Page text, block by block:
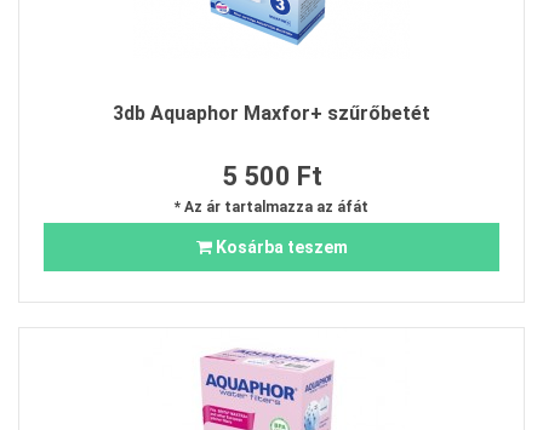
3db Aquaphor Maxfor+ szűrőbetét
5 500 Ft
* Az ár tartalmazza az áfát
Kosárba teszem